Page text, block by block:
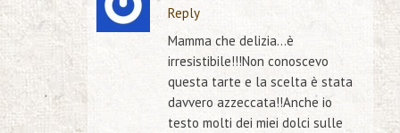
Reply
Mamma che delizia…è
irresistibile!!!Non conoscevo
questa tarte e la scelta è stata
davvero azzeccata!!Anche io
testo molti dei miei dolci sulle